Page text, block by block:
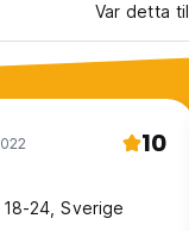
Var detta
10
24, Sverige